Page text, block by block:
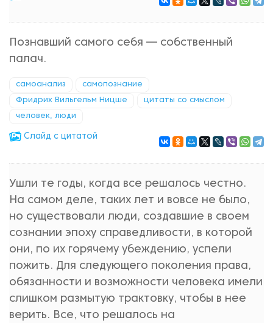
Познавший самого себя — собственный
палач.
самоанализ самопознание
Фридрих Вильгельм Ницше цитаты со смыслом
человек, люди
Cлайд с цитатой
Ушли те годы, когда все решалось честно.
На самом деле, таких лет и вовсе не было,
но существовали люди, создавшие в своем
сознании эпоху справедливости, в которой
они, по их горячему убеждению, успели
пожить. Для следующего поколения права,
обязанности и возможности человека имели
слишком размытую трактовку, чтобы в нее
верить. Все, что решалось на